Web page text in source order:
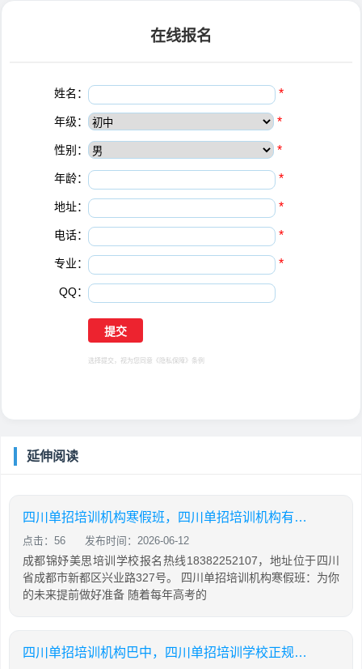
在线报名
姓名： *
年级： *
性别： *
年龄： *
地址： *
电话： *
专业： *
QQ：
选择提交，视为您同意 《隐私保障》 条例
延伸阅读
四川单招培训机构寒假班，四川单招培训机构有哪些
点击：56 发布时间：2026-06-12
成都锦妤美思培训学校报名热线18382252107，地址位于四川
省成都市新都区兴业路327号。 四川单招培训机构寒假班：为你
的未来提前做好准备 随着每年高考的
四川单招培训机构巴中，四川单招培训学校正规学校